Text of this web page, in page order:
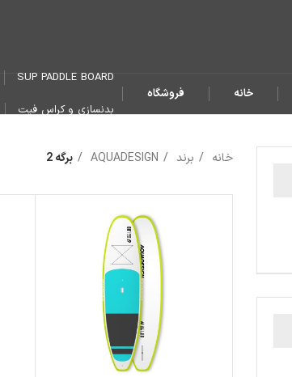
خانه فروشگاه
SUP PADDLE BOARD
بدنسازی و کراس فیت
خانه برند AQUADESIGN برگه 2